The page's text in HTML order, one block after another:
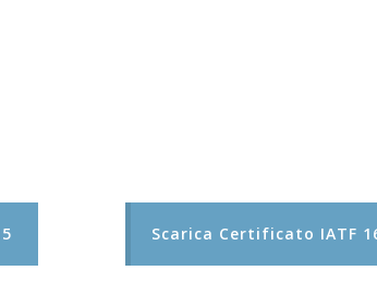
Scarica Certificato IATF